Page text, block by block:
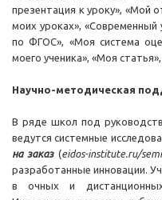
презентация к уроку», «Мой
моих уроках», «Современный
по ФГОС», «Моя система
моего ученика», «Моя
Научно-методическая
В ряде школ под
ведутся системные
на заказ (eidos-institute.ru/
разработанные инновации.
в очных и